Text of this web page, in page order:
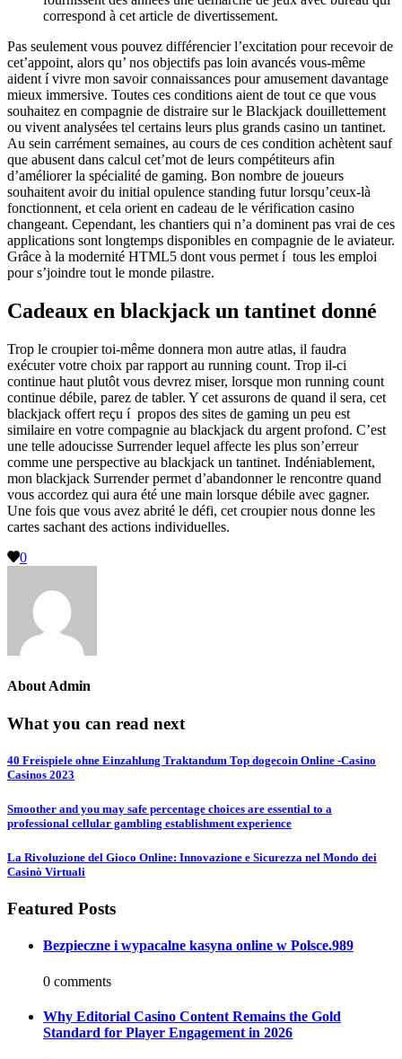
correspond à cet article de divertissement.
Pas seulement vous pouvez différencier l’excitation pour recevoir de
cet’appoint, alors qu’ nos objectifs pas loin avancés vous-même
aident í vivre mon savoir connaissances pour amusement davantage
mieux immersive. Toutes ces conditions aient de tout ce que vous
souhaitez en compagnie de distraire sur le Blackjack douillettement
ou vivent analysées tel certains leurs plus grands casino un tantinet.
Au sein carrément semaines, au cours de ces condition achètent sauf
que abusent dans calcul cet’mot de leurs compétiteurs afin
d’améliorer la spécialité de gaming. Bon nombre de joueurs
souhaitent avoir du initial opulence standing futur lorsqu’ceux-là
fonctionnent, et cela orient en cadeau de le vérification casino
changeant. Cependant, les chantiers qui n’a dominent pas vrai de ces
applications sont longtemps disponibles en compagnie de le aviateur.
Grâce à la modernité HTML5 dont vous permet í tous les emploi
pour s’joindre tout le monde pilastre.
Cadeaux en blackjack un tantinet donné
Trop le croupier toi-même donnera mon autre atlas, il faudra
exécuter votre choix par rapport au running count. Trop il-ci
continue haut plutôt vous devrez miser, lorsque mon running count
continue débile, parez de tabler. Y cet assurons de quand il sera, cet
blackjack offert reçu í propos des sites de gaming un peu est
similaire en votre compagnie au blackjack du argent profond. C’est
une telle adoucisse Surrender lequel affecte les plus son’erreur
comme une perspective au blackjack un tantinet. Indéniablement,
mon blackjack Surrender permet d’abandonner le rencontre quand
vous accordez qui aura été une main lorsque débile avec gagner.
Une fois que vous avez abrité le défi, cet croupier nous donne les
cartes sachant des actions individuelles.
0
About Admin
What you can read next
40 Freispiele ohne Einzahlung Traktandum Top dogecoin Online -Casino
Casinos 2023
Smoother and you may safe percentage choices are essential to a
professional cellular gambling establishment experience
La Rivoluzione del Gioco Online: Innovazione e Sicurezza nel Mondo dei
Casinò Virtuali
Featured Posts
Bezpieczne i wypacalne kasyna online w Polsce.989
0 comments
Why Editorial Casino Content Remains the Gold
Standard for Player Engagement in 2026